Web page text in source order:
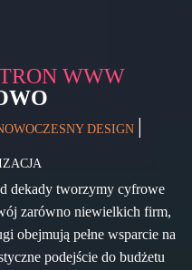
WWW
DESIGN |
dekady tworzymy cyfrowe
zarówno niewielkich firm,
obejmują pełne wsparcie na
podejście do budżetu